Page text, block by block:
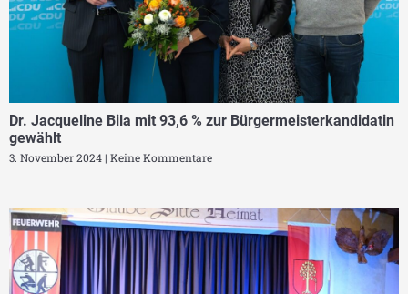
Dr. Jacqueline Bila mit 93,6 % zur Bürgermeisterkandidatin
gewählt
3. November 2024 Keine Kommentare